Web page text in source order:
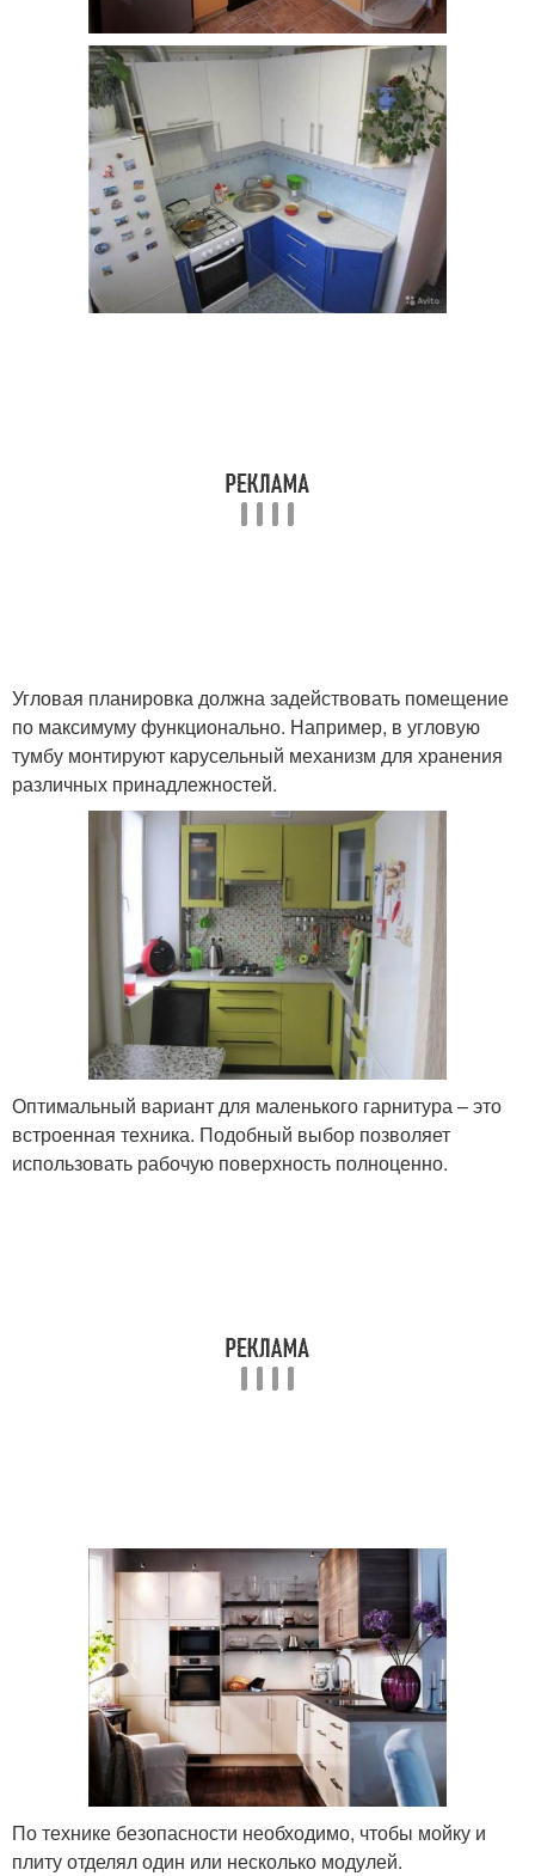
Угловая планировка должна задействовать помещение
по максимуму функционально. Например, в угловую
тумбу монтируют карусельный механизм для хранения
различных принадлежностей.
Оптимальный вариант для маленького гарнитура – это
встроенная техника. Подобный выбор позволяет
использовать рабочую поверхность полноценно.
По технике безопасности необходимо, чтобы мойку и
плиту отделял один или несколько модулей.